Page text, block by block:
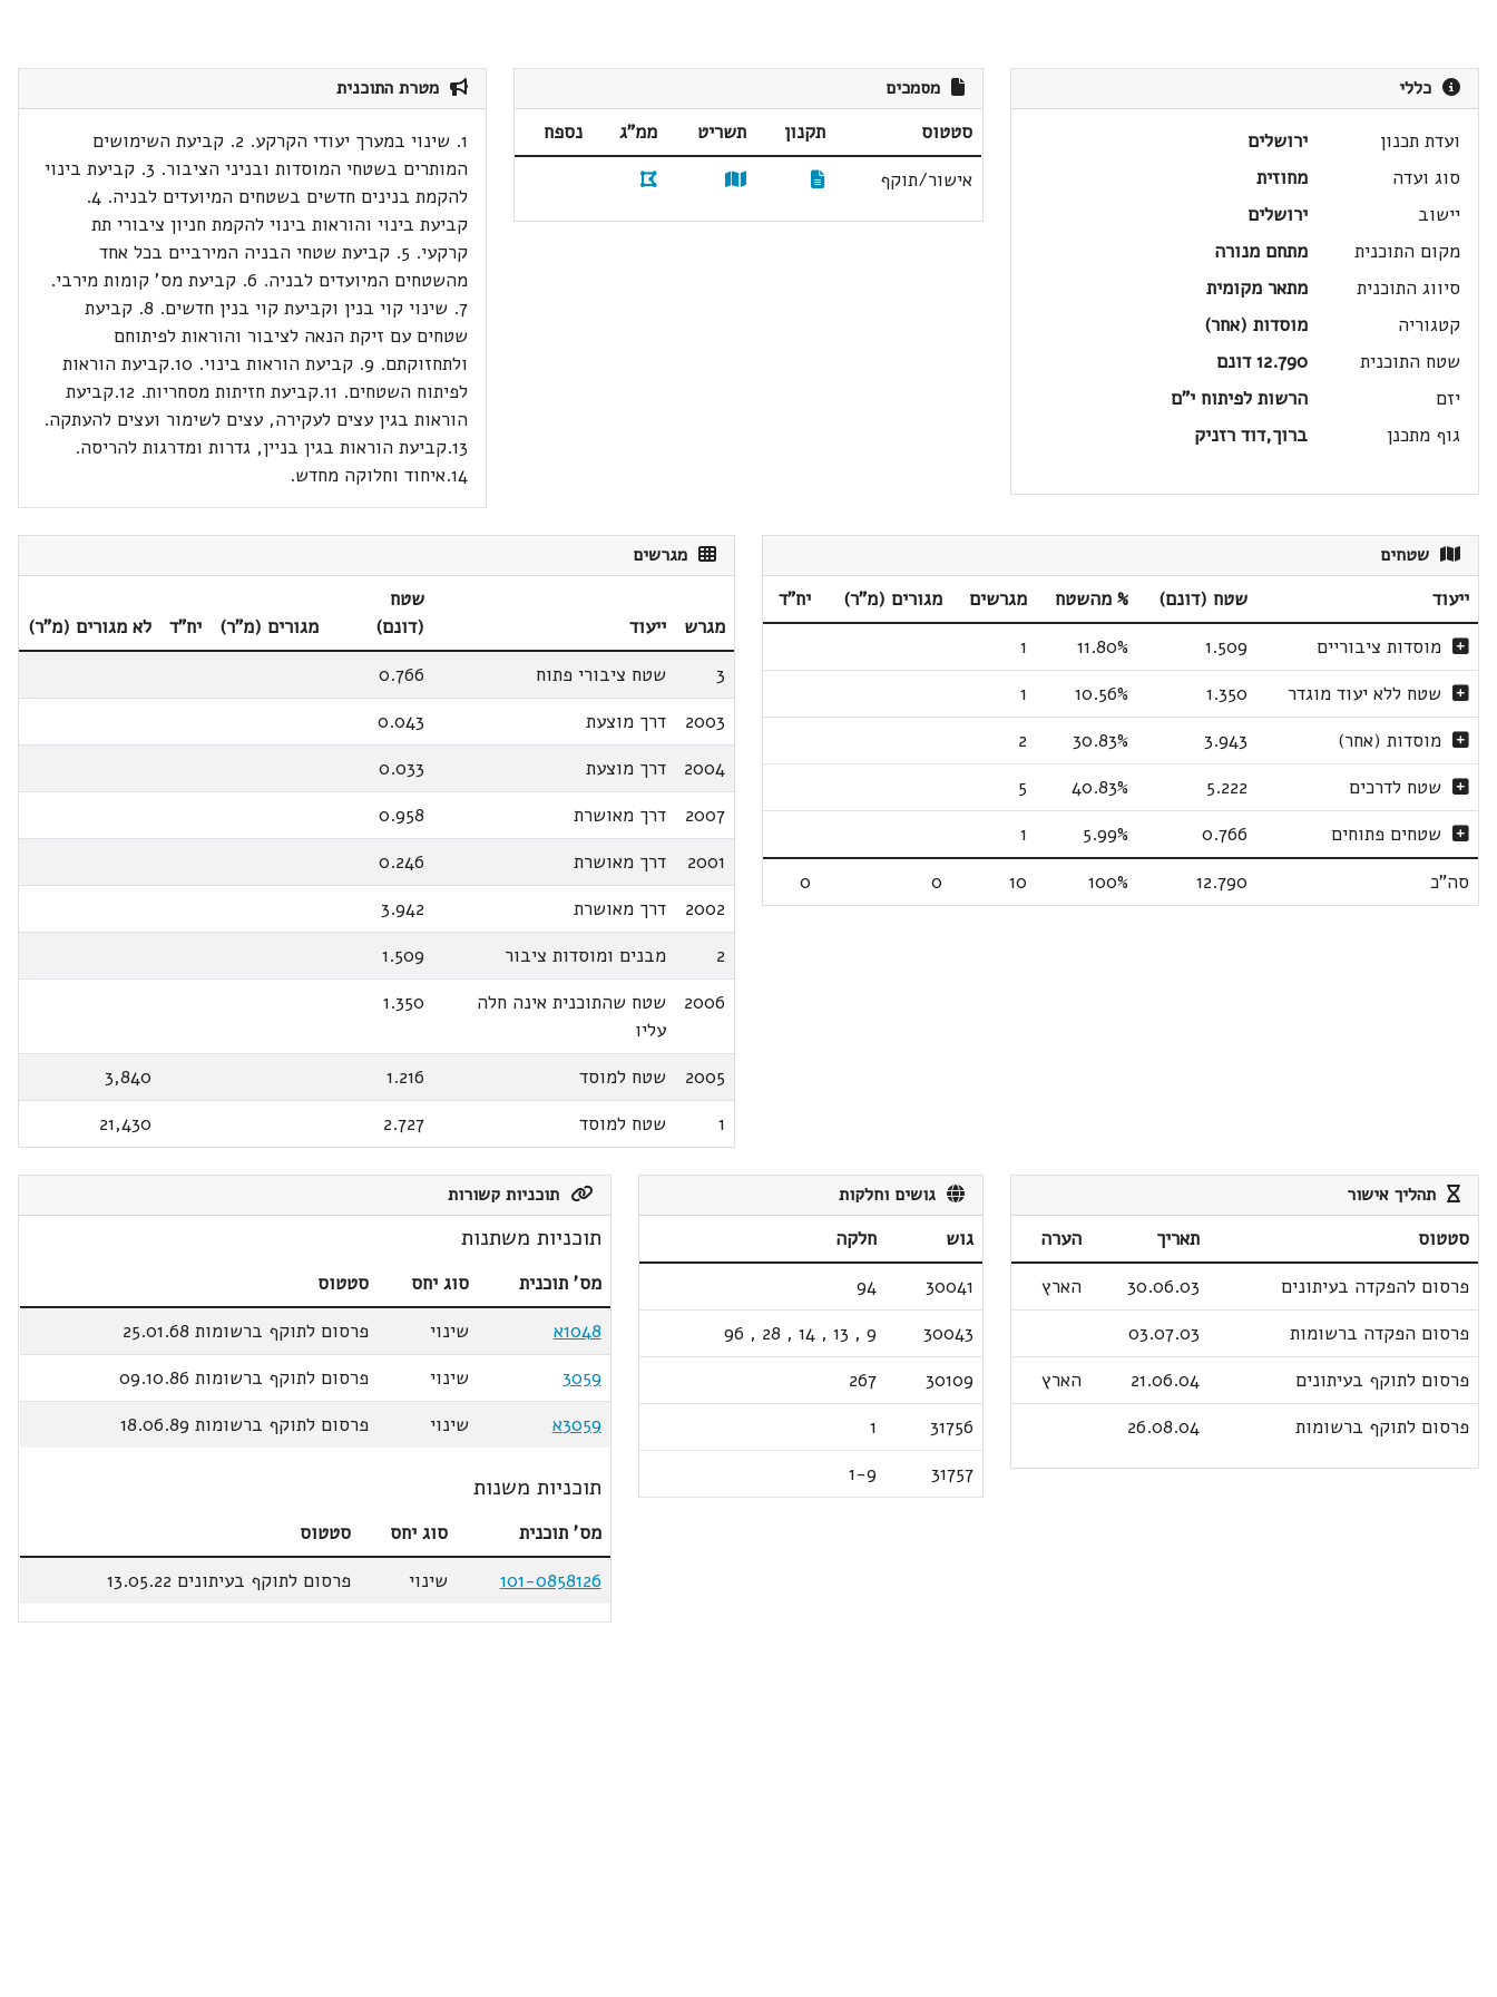
כללי
ועדת תכנון
ירושלים
סוג ועדה
מחוזית
יישוב
ירושלים
מקום התוכנית
מתחם מנורה
סיווג התוכנית
מתאר מקומית
קטגוריה
מוסדות (אחר)
שטח התוכנית
12.790 דונם
יזם
הרשות לפיתוח י"ם
גוף מתכנן
ברוך,דוד רזניק
מסמכים
סטטוס תקנון תשריט ממ"ג
נספח
אישור/תוקף
מטרת התוכנית
1. שינוי במערך יעודי הקרקע. 2. קביעת השימושים
המותרים בשטחי המוסדות ובניני הציבור. 3. קביעת בינוי
להקמת בנינים חדשים בשטחים המיועדים לבניה. 4.
קביעת בינוי והוראות בינוי להקמת חניון ציבורי תת
קרקעי. 5. קביעת שטחי הבניה המירביים בכל אחד
מהשטחים המיועדים לבניה. 6. קביעת מס' קומות מירבי.
7. שינוי קוי בנין וקביעת קוי בנין חדשים. 8. קביעת
שטחים עם זיקת הנאה לציבור והוראות לפיתוחם
ולתחזוקתם. 9. קביעת הוראות בינוי. 10.קביעת הוראות
לפיתוח השטחים. 11.קביעת חזיתות מסחריות. 12.קביעת
הוראות בגין עצים לעקירה, עצים לשימור ועצים להעתקה.
13.קביעת הוראות בגין בניין, גדרות ומדרגות להריסה.
14.איחוד וחלוקה מחדש.
שטחים
ייעוד שטח (דונם) % מהשטח מגרשים מגורים (מ"ר)
יח"ד
מוסדות ציבוריים
1.509
11.80%
1
שטח ללא יעוד מוגדר
1.350
10.56%
1
מוסדות (אחר)
3.943
30.83%
2
שטח לדרכים
5.222
40.83%
5
שטחים פתוחים
0.766
5.99%
1
סה"כ
12.790
100%
10
0
0
מגרשים
מגרש ייעוד
שטח
(דונם)
מגורים (מ"ר) יח"ד
לא מגורים (מ"ר)
3
שטח ציבורי פתוח
0.766
2003
דרך מוצעת
0.043
2004
דרך מוצעת
0.033
2007
דרך מאושרת
0.958
2001
דרך מאושרת
0.246
2002
דרך מאושרת
3.942
2
מבנים ומוסדות ציבור
1.509
2006
שטח שהתוכנית אינה חלה
עליו
1.350
2005 שטח למוסד 1.216
3,840
1
שטח למוסד 2.727
21,430
תהליך אישור
סטטוס תאריך
הערה
פרסום להפקדה בעיתונים
30.06.03
הארץ
פרסום הפקדה ברשומות
03.07.03
פרסום לתוקף בעיתונים
21.06.04
הארץ
פרסום לתוקף ברשומות
26.08.04
גושים וחלקות
גוש
חלקה
30041
94
30043
9
,
13
,
14
,
28
,
96
30109
267
31756
1
31757
1-9
תוכניות קשורות
תוכניות משתנות
מס' תוכנית סוג יחס
סטטוס
1048א
שינוי
פרסום לתוקף ברשומות 25.01.68
3059
שינוי
פרסום לתוקף ברשומות 09.10.86
3059א
שינוי פרסום לתוקף ברשומות 18.06.89
תוכניות משנות
מס' תוכנית סוג יחס
סטטוס
101-0858126
שינוי פרסום לתוקף בעיתונים 13.05.22